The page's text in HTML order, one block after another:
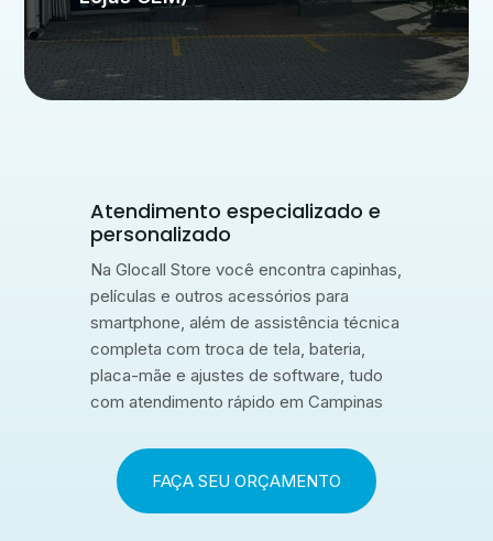
Atendimento especializado e
personalizado
Na Glocall Store você encontra capinhas,
películas e outros acessórios para
smartphone, além de assistência técnica
completa com troca de tela, bateria,
placa-mãe e ajustes de software, tudo
com atendimento rápido em Campinas
FAÇA SEU ORÇAMENTO